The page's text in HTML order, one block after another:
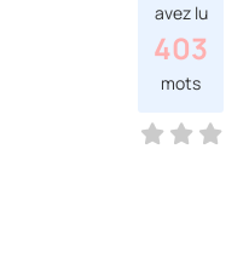
avez lu
403
mots